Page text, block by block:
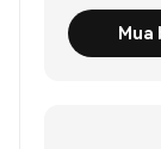
Mua